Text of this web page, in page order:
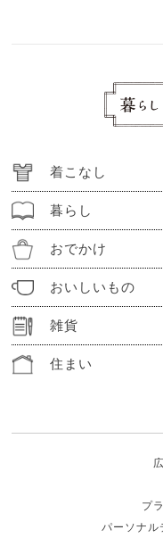
着こなし
暮らし
おでかけ
おいしいもの
雑貨
住まい
プ
パーソナル